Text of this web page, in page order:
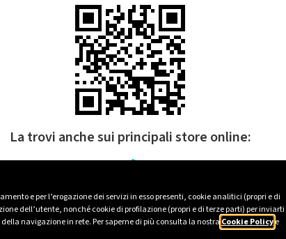
e per l’erogazione dei servizi in esso presenti, cookie analitici (propri e di
dell’utente, nonché cookie di profilazione (propri e di terze parti) per inviarti
navigazione in rete. Per saperne di più consulta la nostra Cookie Policye
La trovi anche sui principali store online: